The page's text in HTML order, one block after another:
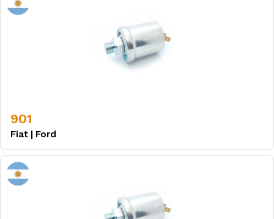
901
Fiat | Ford